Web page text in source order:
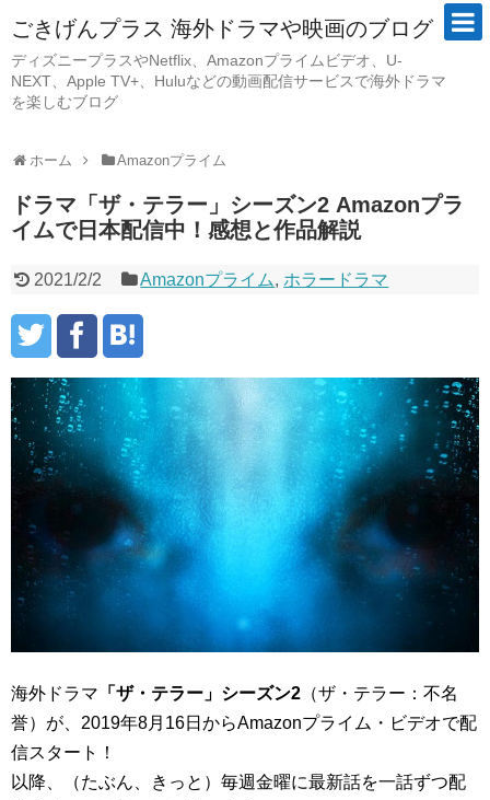
ごきげんプラス 海外ドラマや映画のブログ
ディズニープラスやNetflix、Amazonプライムビデオ、U-
NEXT、Apple TV+、Huluなどの動画配信サービスで海外ドラマ
を楽しむブログ
ホーム Amazonプライム
ドラマ「ザ・テラー」シーズン2 Amazonプラ
イムで日本配信中！感想と作品解説
2021/2/2 Amazonプライム, ホラードラマ
海外ドラマ 「ザ・テラー」シーズン2 （ザ・テラー：不名
誉）が、2019年8月16日からAmazonプライム・ビデオで配
信スタート！
以降、（たぶん、きっと）毎週金曜に最新話を一話ずつ配